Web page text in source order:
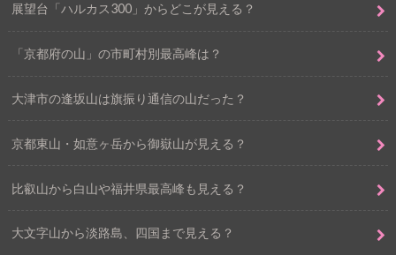
展望台「ハルカス300」からどこが見える？
「京都府の山」の市町村別最高峰は？
大津市の逢坂山は旗振り通信の山だった？
京都東山・如意ヶ岳から御嶽山が見える？
比叡山から白山や福井県最高峰も見える？
大文字山から淡路島、四国まで見える？